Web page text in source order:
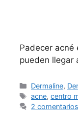
Padecer acné
pueden llegar
Dermaline,
acne,centro
2 comentarios